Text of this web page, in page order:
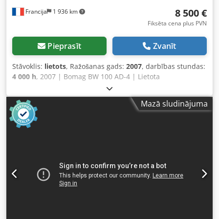
Francija 1 936 km 8 500 €
Fiksēta cena plus PVN
Pieprasīt Zvanīt
Stāvoklis: lietots, Ražošanas gads: 2007, darbības stundas:
4 000 h, 2007 | Bomag BW 100 AD-4 | Lietota
dubultvārpstas ceļa vālce | 4000 stundas 📍Atrašanās
vieta: Francija 🚛 Piegāde pieejama uz jūsu norādīto
galamērķi – Izmantojiet mūsu piegādes kalkulatoru, lai
aprēķinātu transporta izmaksas! 💰 Pērciet tagad par 8 500
EUR vai izteiciet savu piedāvājumu. Apmaksa pie piegādes
⚠️ 📌 Inspektora komentārs: Iekārta labā stāvoklī. Skaitītājs
ir nomainīts, tāpēc norādītās 200 stundas nav reālas, taču
viss darbojas labi un nav nekādu problēmu. 📄 Vēlaties
Mazā sludinājuma